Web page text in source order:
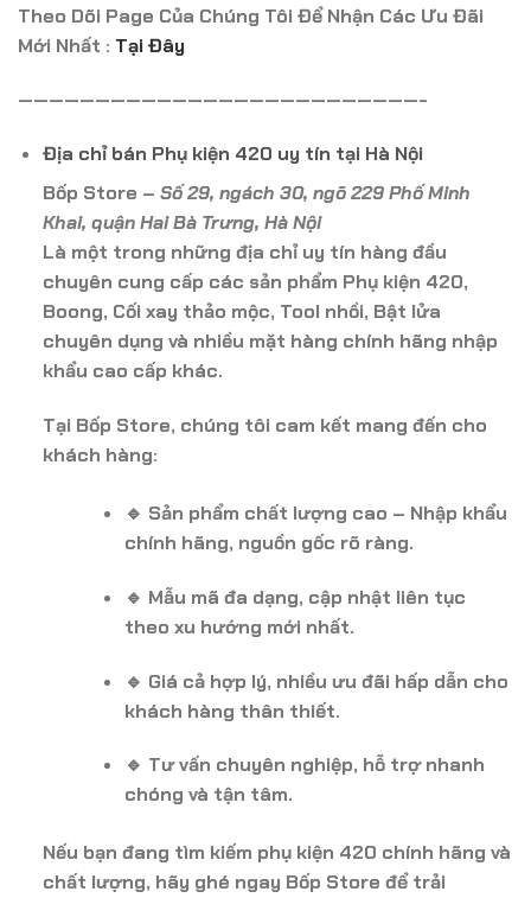
Theo Dõi Page Của Chúng Tôi Để Nhận Các Ưu Đãi
Mới Nhất : Tại Đây
——————————————————————————-
Địa chỉ bán Phụ kiện 420 uy tín tại Hà Nội
Bốp Store – Số 29, ngách 30, ngõ 229 Phố Minh
Khai, quận Hai Bà Trưng, Hà Nội
Là một trong những địa chỉ uy tín hàng đầu
chuyên cung cấp các sản phẩm Phụ kiện 420,
Boong, Cối xay thảo mộc, Tool nhồi, Bật lửa
chuyên dụng và nhiều mặt hàng chính hãng nhập
khẩu cao cấp khác.
Tại Bốp Store, chúng tôi cam kết mang đến cho
khách hàng:
🔹 Sản phẩm chất lượng cao – Nhập khẩu
chính hãng, nguồn gốc rõ ràng.
🔹 Mẫu mã đa dạng, cập nhật liên tục
theo xu hướng mới nhất.
🔹 Giá cả hợp lý, nhiều ưu đãi hấp dẫn cho
khách hàng thân thiết.
🔹 Tư vấn chuyên nghiệp, hỗ trợ nhanh
chóng và tận tâm.
Nếu bạn đang tìm kiếm phụ kiện 420 chính hãng và
chất lượng, hãy ghé ngay Bốp Store để trải